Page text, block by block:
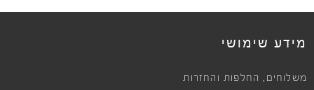
מידע שימושי
משלוחים , החלפות והחזרות